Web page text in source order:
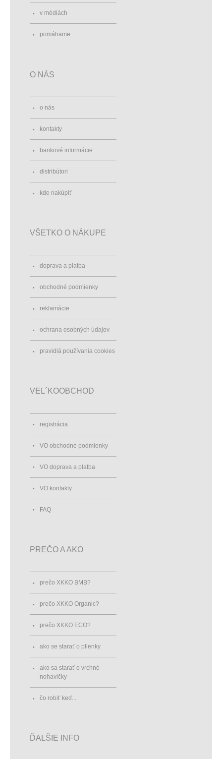
v médiách
pomáhame
O NÁS
o nás
kontakty
bankové informácie
distribútori
kde nakúpiť
VŠETKO O NÁKUPE
doprava a platba
obchodné podmienky
reklamácie
ochrana osobných údajov
pravidlá používania cookies
VEL´KOOBCHOD
registrácia
VO obchodné podmienky
VO doprava a platba
VO kontakty
FAQ
PREČO A AKO
prečo XKKO BMB?
prečo XKKO Organic?
prečo XKKO ECO?
ako se starať o plienky
ako sa starať o vrchné
nohavičky
čo robiť keď...
ĎALŠIE INFO